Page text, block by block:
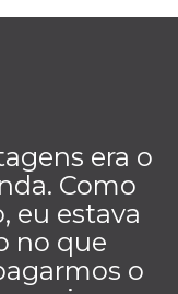
era o
Como
eu estava
no que
o